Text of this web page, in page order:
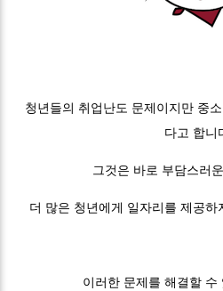
청년들의 취업난도 문제이지만 중
다고 합니
그것은 바로 부담스러
더 많은 청년에게 일자리를 제공
이러한 문제를 해결할 수